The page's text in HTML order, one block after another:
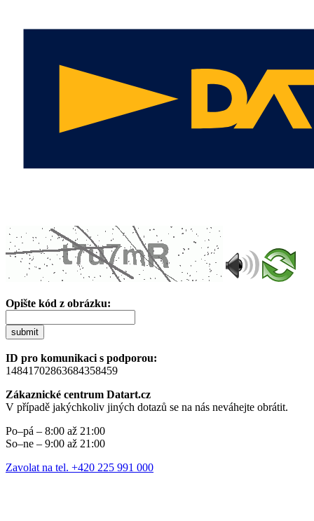
Opište kód z obrázku:
submit
ID pro komunikaci s podporou:
14841702863684358459
Zákaznické centrum Datart.cz
V případě jakýchkoliv jiných dotazů se na nás neváhejte obrátit.
Po–pá – 8:00 až 21:00
So–ne – 9:00 až 21:00
Zavolat na tel. +420 225 991 000